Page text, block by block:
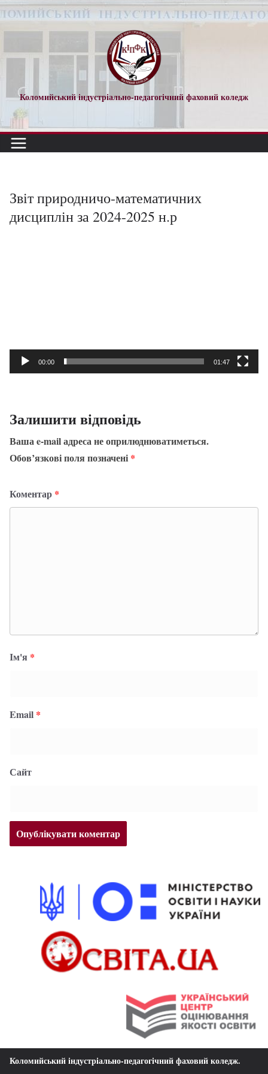
Перейти
до
Коломийський індустріально-педагогічний фаховий коледж
Звіт природничо-математичних
дисциплін за 2024-2025 н.р
00:00 01:47
Залишити відповідь
Ваша e-mail адреса не оприлюднюватиметься.
Обов’язкові поля позначені *
Коментар *
Ім'я *
Email *
Сайт
Коломийський індустріально-педагогічний фаховий коледж.